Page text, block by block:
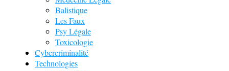
Balistique
Les Faux
Psy Légale
Toxicologie
Cybercriminalité
Technologies